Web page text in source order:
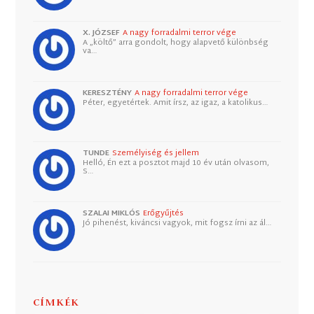
X. JÓZSEF A nagy forradalmi terror vége
A „költő” arra gondolt, hogy alapvető különbség
va…
KERESZTÉNY A nagy forradalmi terror vége
Péter, egyetértek. Amit írsz, az igaz, a katolikus…
TUNDE Személyiség és jellem
Helló, Én ezt a posztot majd 10 év után olvasom,
S…
SZALAI MIKLÓS Erőgyűjtés
Jó pihenést, kiváncsi vagyok, mit fogsz írni az ál…
CÍMKÉK